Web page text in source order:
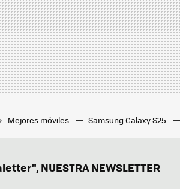
Mejores móviles Samsung Galaxy S25
NUESTRA NEWSLETTER